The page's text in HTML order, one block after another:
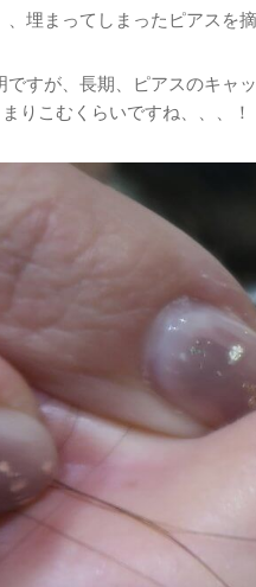
、埋まってしまったピアスを
ですが、長期、ピアスのキャ
りこむくらいですね、、、！